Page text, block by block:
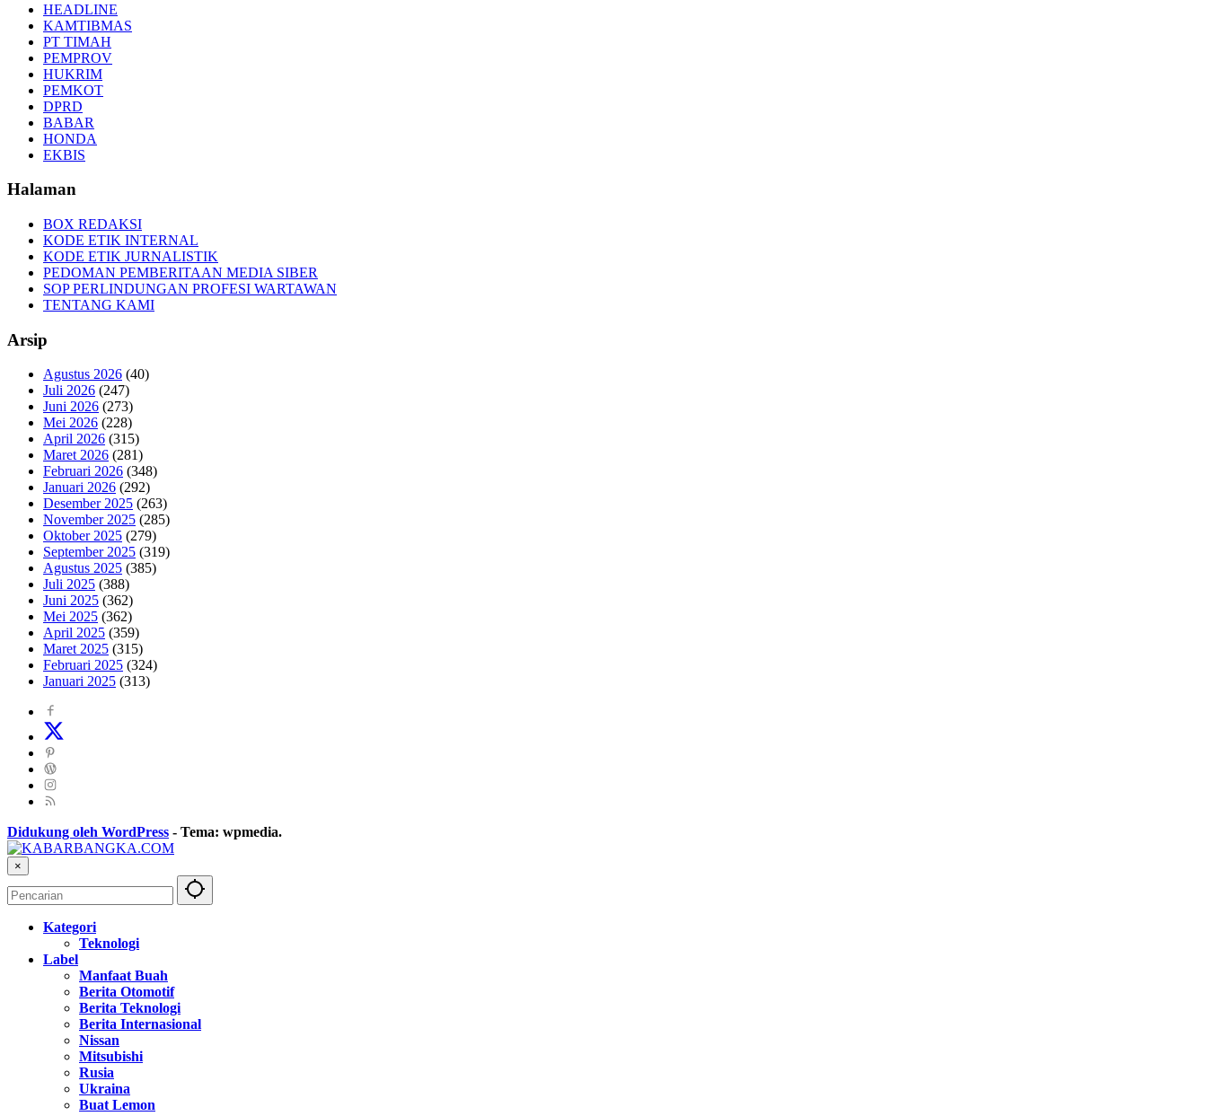
HEADLINE
KAMTIBMAS
PT TIMAH
PEMPROV
HUKRIM
PEMKOT
DPRD
BABAR
HONDA
EKBIS
Halaman
BOX REDAKSI
KODE ETIK INTERNAL
KODE ETIK JURNALISTIK
PEDOMAN PEMBERITAAN MEDIA SIBER
SOP PERLINDUNGAN PROFESI WARTAWAN
TENTANG KAMI
Arsip
Agustus 2026 (40)
Juli 2026 (247)
Juni 2026 (273)
Mei 2026 (228)
April 2026 (315)
Maret 2026 (281)
Februari 2026 (348)
Januari 2026 (292)
Desember 2025 (263)
November 2025 (285)
Oktober 2025 (279)
September 2025 (319)
Agustus 2025 (385)
Juli 2025 (388)
Juni 2025 (362)
Mei 2025 (362)
April 2025 (359)
Maret 2025 (315)
Februari 2025 (324)
Januari 2025 (313)
Didukung oleh WordPress - Tema: wpmedia.
×
Kategori
Teknologi
Label
Manfaat Buah
Berita Otomotif
Berita Teknologi
Berita Internasional
Nissan
Mitsubishi
Rusia
Ukraina
Buat Lemon